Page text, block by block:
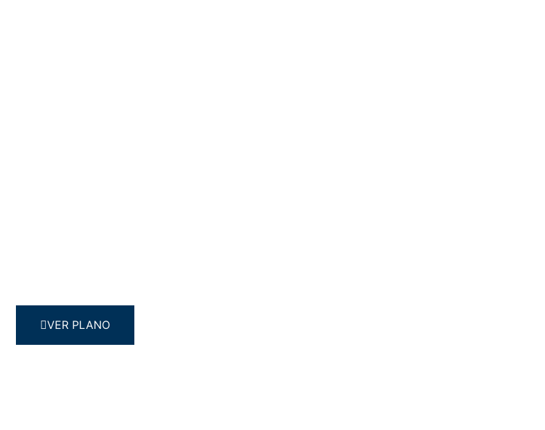
VER PLANO